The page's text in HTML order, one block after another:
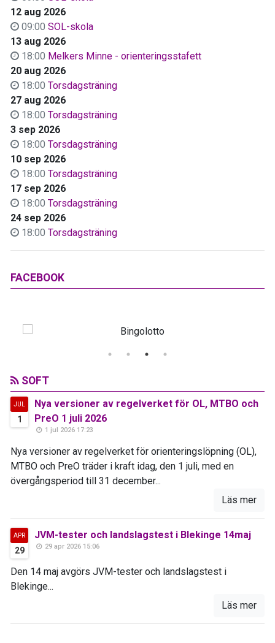
12 aug 2026
09:00 SOL-skola
13 aug 2026
18:00 Melkers Minne - orienteringsstafett
20 aug 2026
18:00 Torsdagsträning
27 aug 2026
18:00 Torsdagsträning
3 sep 2026
18:00 Torsdagsträning
10 sep 2026
18:00 Torsdagsträning
17 sep 2026
18:00 Torsdagsträning
24 sep 2026
18:00 Torsdagsträning
FACEBOOK
SOFT
JUL
1
Nya versioner av regelverket för OL, MTBO och
PreO 1 juli 2026
1 jul 2026 17:23
Nya versioner av regelverket för orienteringslöpning (OL),
MTBO och PreO träder i kraft idag, den 1 juli, med en
övergångsperiod till 31 december...
Läs mer
APR
29
JVM-tester och landslagstest i Blekinge 14maj
29 apr 2026 15:06
Den 14 maj avgörs JVM-tester och landslagstest i
Blekinge...
Läs mer